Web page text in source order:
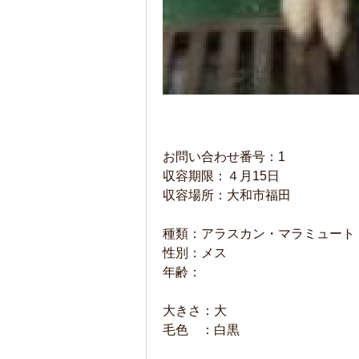
お問い合わせ番号：1
収容期限：４月15日
収容場所：大和市福田
種類：アラスカン・マラミュート
性別：メス
年齢：
大きさ：大
毛色 ：白黒